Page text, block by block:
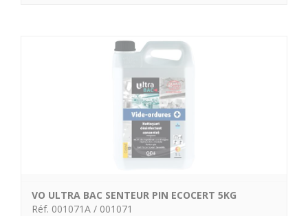
VO ULTRA BAC SENTEUR PIN ECOCERT 5KG
Réf. 001071A / 001071